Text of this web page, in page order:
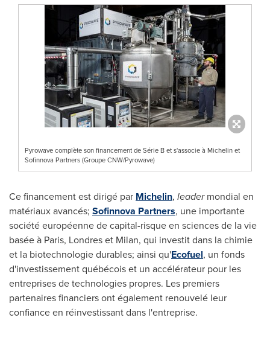
Pyrowave complète son financement de Série B et s'associe à Michelin et
Sofinnova Partners (Groupe CNW/Pyrowave)
Ce financement est dirigé par Michelin, leadermondial en
matériaux avancés; Sofinnova Partners, une importante
société européenne de capital-risque en sciences de la vie
basée à Paris, Londres et Milan, qui investit dans la chimie
et la biotechnologie durables; ainsi qu'Ecofuel, un fonds
d'investissement québécois et un accélérateur pour les
entreprises de technologies propres. Les premiers
partenaires financiers ont également renouvelé leur
confiance en réinvestissant dans l'entreprise.